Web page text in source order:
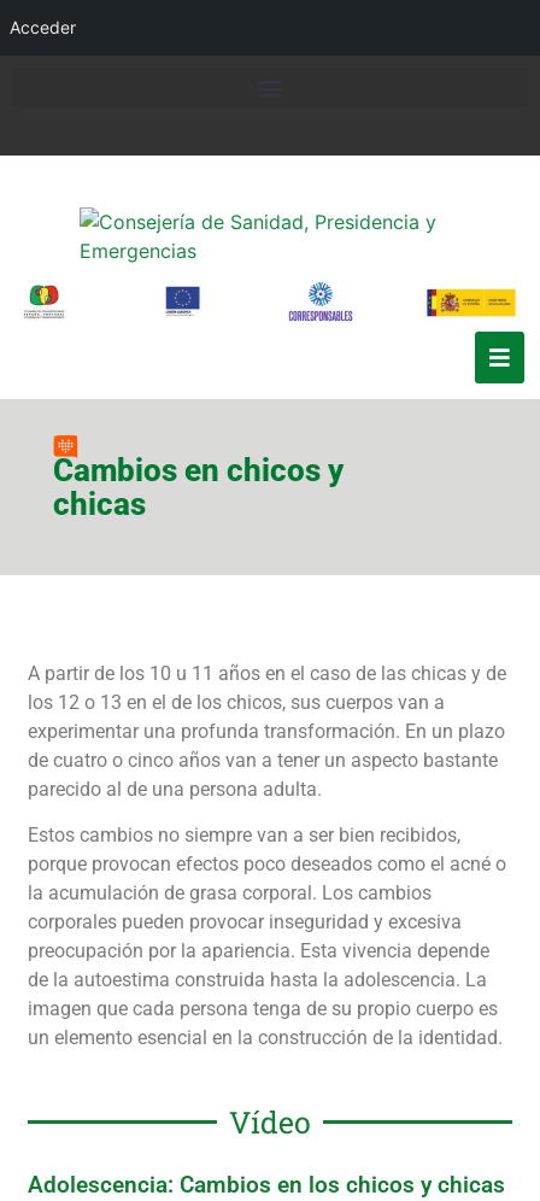
Acceder
Cambios en chicos y
chicas
A partir de los 10 u 11 años en el caso de las chicas y de
los 12 o 13 en el de los chicos, sus cuerpos van a
experimentar una profunda transformación. En un plazo
de cuatro o cinco años van a tener un aspecto bastante
parecido al de una persona adulta.
Estos cambios no siempre van a ser bien recibidos,
porque provocan efectos poco deseados como el acné o
la acumulación de grasa corporal. Los cambios
corporales pueden provocar inseguridad y excesiva
preocupación por la apariencia. Esta vivencia depende
de la autoestima construida hasta la adolescencia. La
imagen que cada persona tenga de su propio cuerpo es
un elemento esencial en la construcción de la identidad.
Vídeo
Adolescencia: Cambios en los chicos y chicas